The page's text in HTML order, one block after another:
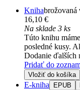
Knihabrožovaná
16,10 €
Na sklade 3 ks
Túto knihu
posledné kusy.
Dodanie ďalších
Pridať do
Vložiť do košíka
E-kniha EPUB